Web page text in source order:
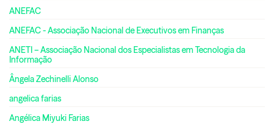
ANEFAC
ANEFAC - Associação Nacional de Executivos em Finanças
ANETI – Associação Nacional dos Especialistas em Tecnologia da
Informação
Ângela Zechinelli Alonso
angelica farias
Angélica Miyuki Farias